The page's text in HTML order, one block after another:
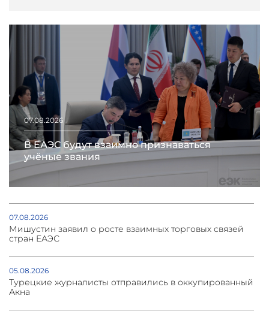
07.08.2026
В ЕАЭС будут взаимно признаваться
учёные звания
07.08.2026
Мишустин заявил о росте взаимных торговых связей
стран ЕАЭС
05.08.2026
Турецкие журналисты отправились в оккупированный
Акна